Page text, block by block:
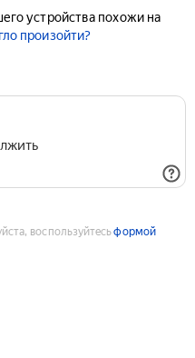
устройства похожи на
произойти?
воспользуйтесьформой